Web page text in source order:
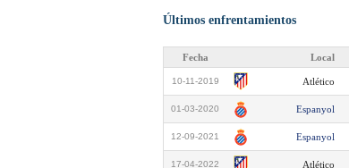
Últimos enfrentamientos
Fecha Local
10-11-2019 Atlético
01-03-2020 Espanyol
12-09-2021 Espanyol
17-04-2022 Atlético